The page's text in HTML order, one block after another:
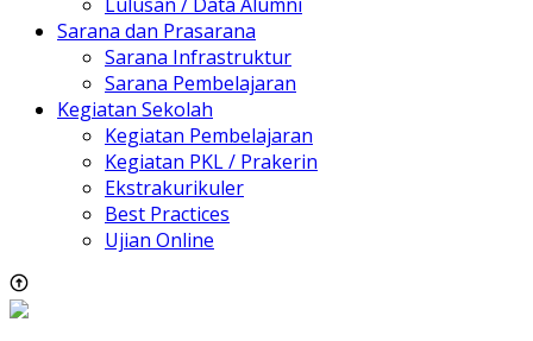
Sarana dan Prasarana
Sarana Infrastruktur
Sarana Pembelajaran
Kegiatan Sekolah
Kegiatan Pembelajaran
Kegiatan PKL / Prakerin
Ekstrakurikuler
Best Practices
Ujian Online